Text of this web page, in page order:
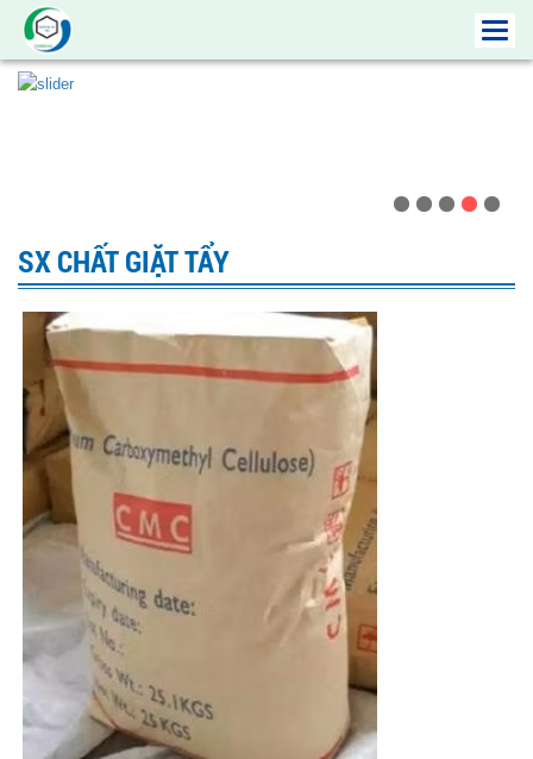
SX CHẤT GIẶT TẨY